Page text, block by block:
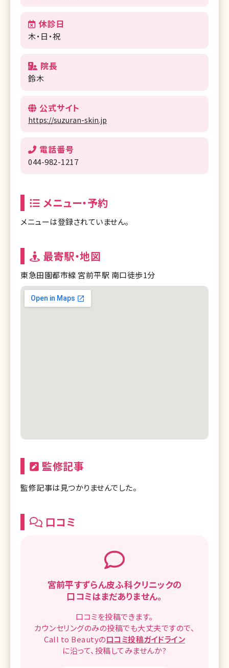
休診日
木・日・祝
院長
鈴木
公式サイト
https://suzuran-skin.jp
電話番号
044-982-1217
メニュー・予約
メニューは登録されていません。
最寄駅・地図
東急田園都市線 宮前平駅 南口徒歩1分
監修記事
監修記事は見つかりませんでした。
口コミ
宮前平すずらん皮ふ科クリニックの
口コミはまだありません。
口コミを投稿できます。
カウンセリングのみの投稿でも大丈夫ですので、
Call to Beautyの口コミ投稿ガイドライン
に沿って、 投稿してみませんか?